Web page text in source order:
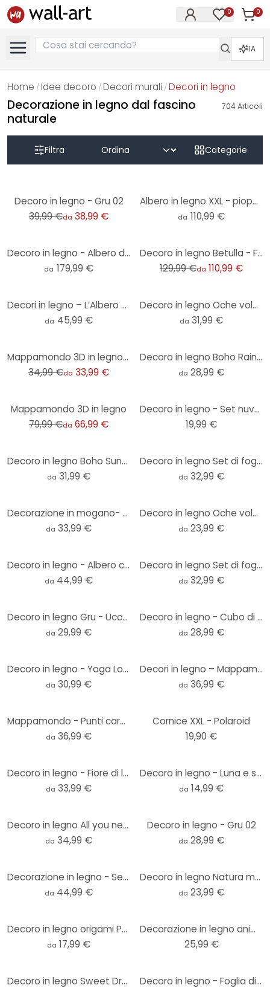
0 0
IA
Home / Idee decoro / Decori murali /Decori in legno
Decorazione in legno dal fascino
naturale
704Articoli
Filtra Categorie
Decoro in legno - Gru 02
39,99 €da 38,99 €
Albero in legno XXL - pioppo
da 110,99 €
Decoro in legno - Albero della vita
da 179,99 €
Decoro in legno Betulla - Foresta con uccelli
129,99 €da 110,99 €
Decori in legno – L’Albero della vita - mogano
da 45,99 €
Decoro in legno Oche volanti (5 pezzi)
da 31,99 €
Mappamondo 3D in legno di pioppo
34,99 €da 33,99 €
Decoro in legno Boho Rainbows
da 28,99 €
Mappamondo 3D in legno
79,99 €da 66,99 €
Decoro in legno - Set nuvole (5-pz.)
19,99 €
Decoro in legno Boho Sunset (3 parti)
da 31,99 €
Decoro in legno Set di foglie (3 pezzi)
da 32,99 €
Decorazione in mogano- Gru 01
da 33,99 €
Decoro in legno Oche volanti (5 pezzi)
da 23,99 €
Decoro in legno - Albero con radici
da 44,99 €
Decoro in legno Set di foglie (3 pezzi)
da 32,99 €
Decoro in legno Gru - Uccello elegante
da 29,99 €
Decoro in legno - Cubo di Metatron
da 28,99 €
Decoro in legno - Yoga Loto
da 30,99 €
Decori in legno – Mappamondo - globo
da 36,99 €
Mappamondo - Punti cardinali
da 36,99 €
Cornice XXL - Polaroid
19,90 €
Decoro in legno - Fiore di loto
da 33,99 €
Decoro in legno - Luna e stelle
da 14,99 €
Decoro in legno All you need is Sleep
da 34,99 €
Decoro in legno - Gru 02
da 28,99 €
Decorazione in legno - Set di foglie
da 44,99 €
Decoro in legno Natura morta botanica con foglie
da 23,99 €
Decoro in legno origami Panda
da 17,99 €
Decorazione in legno animali marini mogano (6 pezzi) - 50x30 cm
25,99 €
Decoro in legno Sweet Dreams Decoro in legno - Foglia di frassino